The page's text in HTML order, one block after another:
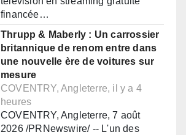
financée…
Thrupp & Maberly : Un carrossier
britannique de renom entre dans
une nouvelle ère de voitures sur
mesure
COVENTRY, Angleterre, il y a 4
heures
COVENTRY, Angleterre, 7 août
2026 /PRNewswire/ -- L'un des